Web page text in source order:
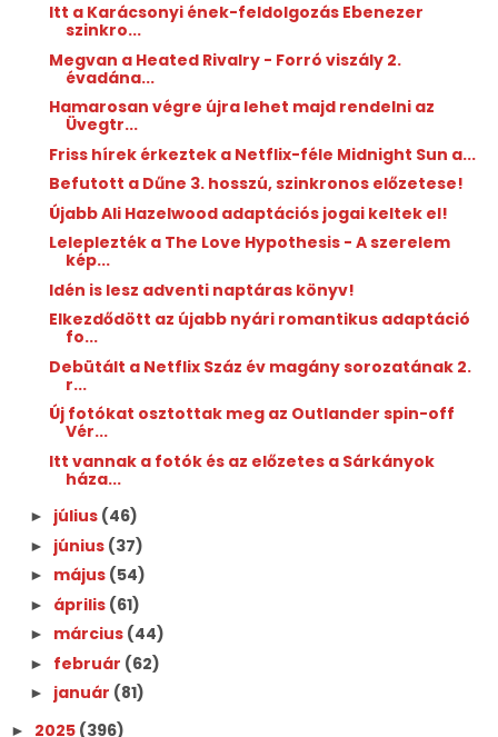
Itt a Karácsonyi ének-feldolgozás Ebenezer
szinkro...
Megvan a Heated Rivalry - Forró viszály 2.
évadána...
Hamarosan végre újra lehet majd rendelni az
Üvegtr...
Friss hírek érkeztek a Netflix-féle Midnight Sun a...
Befutott a Dűne 3. hosszú, szinkronos előzetese!
Újabb Ali Hazelwood adaptációs jogai keltek el!
Leleplezték a The Love Hypothesis - A szerelem
kép...
Idén is lesz adventi naptáras könyv!
Elkezdődött az újabb nyári romantikus adaptáció
fo...
Debütált a Netflix Száz év magány sorozatának 2.
r...
Új fotókat osztottak meg az Outlander spin-off
Vér...
Itt vannak a fotók és az előzetes a Sárkányok
háza...
► július (46)
► június (37)
► május (54)
► április (61)
► március (44)
► február (62)
► január (81)
► 2025 (396)